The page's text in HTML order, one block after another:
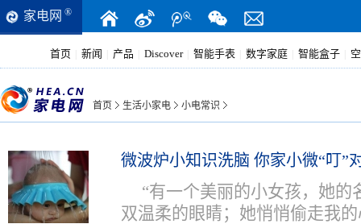
家电网 ®
首页 新闻 产品 Discover 智能手表 数字家庭 智能盒子
首页 生活小家电 小电常识
微波炉小知识洗脑 你家小微“叮”
“有一个美丽的小女孩，她的
双温柔的眼睛；她悄悄偷走我